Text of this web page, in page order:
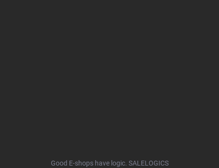
Good E-shops have logic. SALELOGICS